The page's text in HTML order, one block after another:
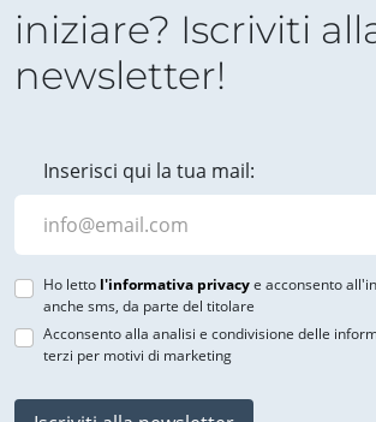
iniziare? Iscriviti
newsletter!
Inserisci qui la tua mail:
Ho letto l'informativa privacye acconsento
anche sms, da parte del titolare
Acconsento alla analisi e condivisione delle
terzi per motivi di marketing